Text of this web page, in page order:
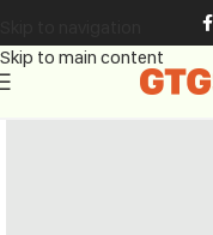
Skip to main content